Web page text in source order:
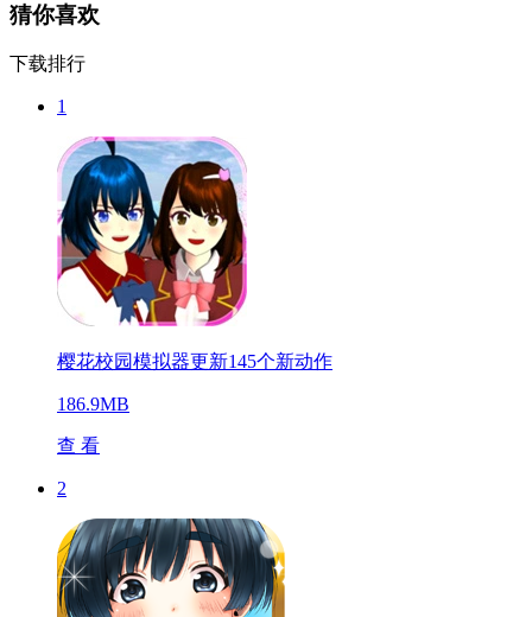
猜你喜欢
下载排行
1
樱花校园模拟器更新145个新动作
186.9MB
查 看
2